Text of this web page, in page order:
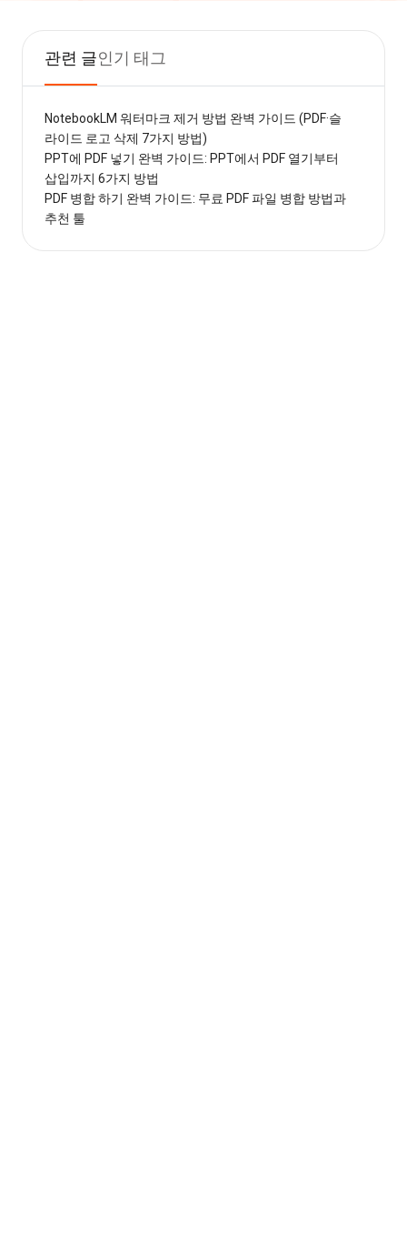
관련 글인기 태그
NotebookLM 워터마크 제거 방법 완벽 가이드 (PDF·슬
라이드 로고 삭제 7가지 방법)
PPT에 PDF 넣기 완벽 가이드: PPT에서 PDF 열기부터
삽입까지 6가지 방법
PDF 병합 하기 완벽 가이드: 무료 PDF 파일 병합 방법과
추천 툴